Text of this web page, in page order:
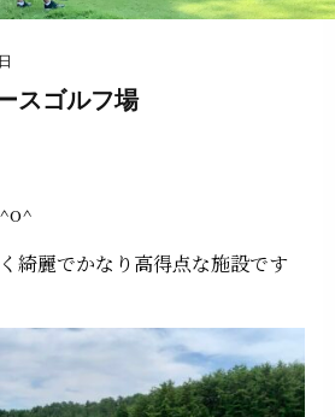
スゴルフ場
綺麗でかなり高得点な施設です